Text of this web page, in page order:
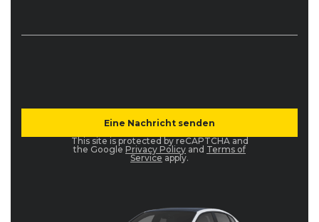
This site is protected by reCAPTCHA and
the Google Privacy Policy and Terms of
Service apply.